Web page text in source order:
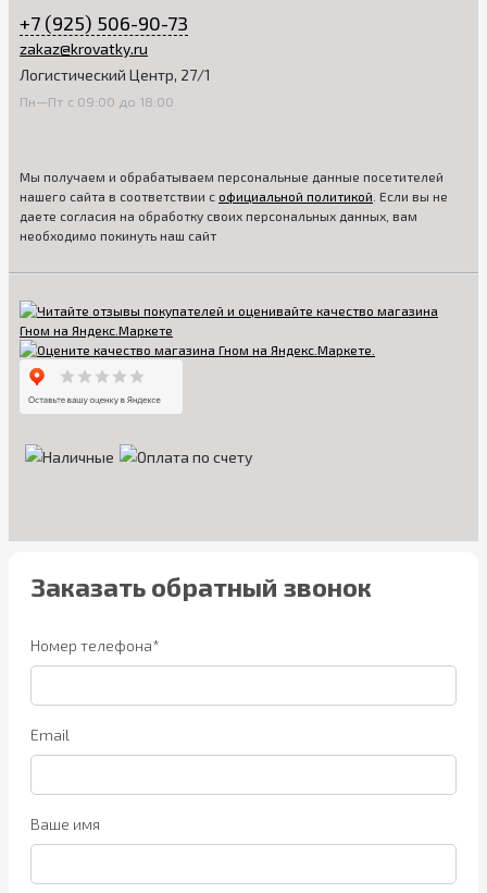
+7 (925) 506-90-73
zakaz@krovatky.ru
Логистический Центр, 27/1
Пн—Пт с 09:00 до 18:00
Мы получаем и обрабатываем персональные данные посетителей
нашего сайта в соответствии с официальной политикой . Если вы не
даете согласия на обработку своих персональных данных, вам
необходимо покинуть наш сайт
Заказать обратный звонок
Номер телефона*
Email
Ваше имя